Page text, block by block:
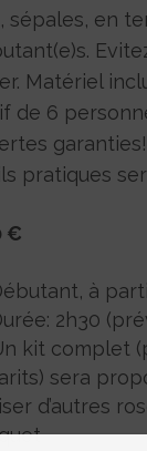
sépales, en
Matériel
de 6
pratiques
€
à
2h30
kit complet
sera
d’autres